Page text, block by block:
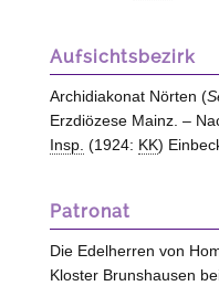
Aufsichtsbezirk
Archidiakonat Nörten (
Erzdiözese Mainz. –
Insp. (1924: KK)
Patronat
Die Edelherren von
Kloster Brunshausen